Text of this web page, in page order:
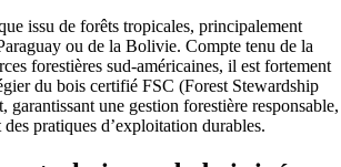
issu de forêts tropicales, principalement
ou de la Bolivie. Compte tenu de la
forestières sud-américaines, il est fortement
du bois certifié FSC (Forest Stewardship
une gestion forestière responsable,
pratiques d’exploitation durables.